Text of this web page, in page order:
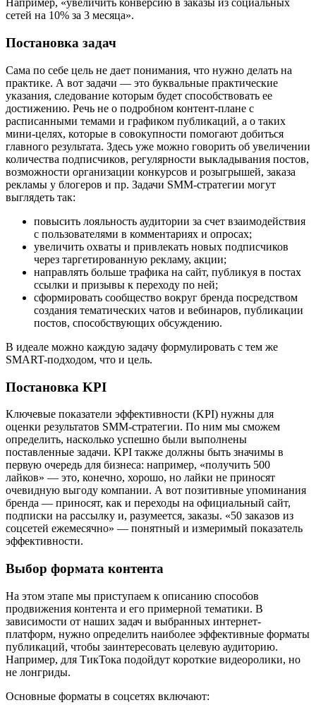
Например, «увеличить конверсию в заказы из социальных
сетей на 10% за 3 месяца».
Постановка задач
Сама по себе цель не дает понимания, что нужно делать на
практике. А вот задачи — это буквальные практические
указания, следование которым будет способствовать ее
достижению. Речь не о подробном контент-плане с
расписанными темами и графиком публикаций, а о таких
мини-целях, которые в совокупности помогают добиться
главного результата. Здесь уже можно говорить об увеличении
количества подписчиков, регулярности выкладывания постов,
возможности организации конкурсов и розыгрышей, заказа
рекламы у блогеров и пр. Задачи SMM-стратегии могут
выглядеть так:
повысить лояльность аудитории за счет взаимодействия
с пользователями в комментариях и опросах;
увеличить охваты и привлекать новых подписчиков
через таргетированную рекламу, акции;
направлять больше трафика на сайт, публикуя в постах
ссылки и призывы к переходу по ней;
сформировать сообщество вокруг бренда посредством
создания тематических чатов и вебинаров, публикации
постов, способствующих обсуждению.
В идеале можно каждую задачу формулировать с тем же
SMART-подходом, что и цель.
Постановка KPI
Ключевые показатели эффективности (KPI) нужны для
оценки результатов SMM-стратегии. По ним мы сможем
определить, насколько успешно были выполнены
поставленные задачи. KPI также должны быть значимы в
первую очередь для бизнеса: например, «получить 500
лайков» — это, конечно, хорошо, но лайки не приносят
очевидную выгоду компании. А вот позитивные упоминания
бренда — приносят, как и переходы на официальный сайт,
подписки на рассылку и, разумеется, заказы. «50 заказов из
соцсетей ежемесячно» — понятный и измеримый показатель
эффективности.
Выбор формата контента
На этом этапе мы приступаем к описанию способов
продвижения контента и его примерной тематики. В
зависимости от наших задач и выбранных интернет-
платформ, нужно определить наиболее эффективные форматы
публикаций, чтобы заинтересовать целевую аудиторию.
Например, для ТикТока подойдут короткие видеоролики, но
не лонгриды.
Основные форматы в соцсетях включают: